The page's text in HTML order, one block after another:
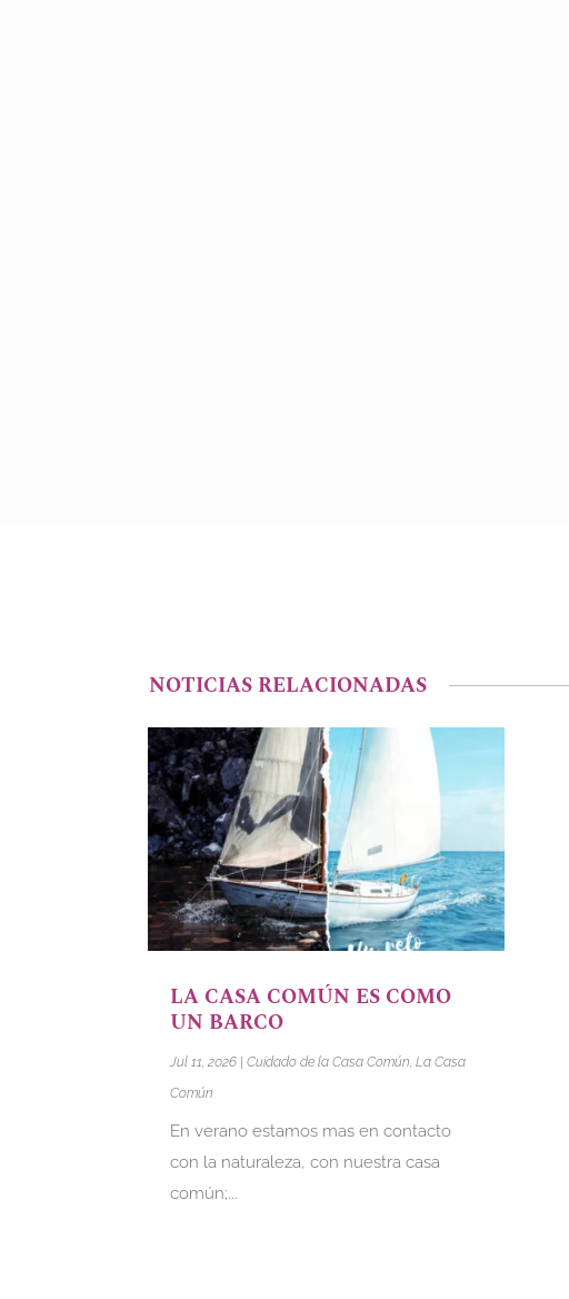
NOTICIAS RELACIONADAS
LA CASA COMÚN ES COMO
UN BARCO
Jul 11, 2026 |Cuidado de la Casa Común ,La Casa
Común
En verano estamos mas en contacto
con la naturaleza, con nuestra casa
común;...